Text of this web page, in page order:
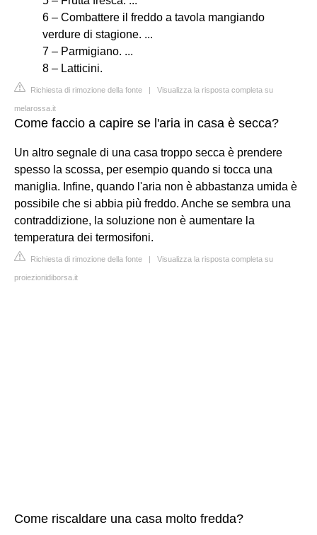
6 – Combattere il freddo a tavola mangiando
verdure di stagione. ...
7 – Parmigiano. ...
8 – Latticini.
Richiesta di rimozione della fonte | Visualizza la risposta completa su
melarossa.it
Come faccio a capire se l'aria in casa è secca?
Un altro segnale di una casa troppo secca è prendere
spesso la scossa, per esempio quando si tocca una
maniglia. Infine, quando l'aria non è abbastanza umida è
possibile che si abbia più freddo. Anche se sembra una
contraddizione, la soluzione non è aumentare la
temperatura dei termosifoni.
Richiesta di rimozione della fonte | Visualizza la risposta completa su
proiezionidiborsa.it
Come riscaldare una casa molto fredda?